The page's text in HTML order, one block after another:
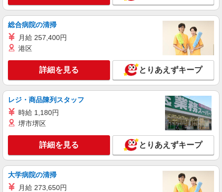
キープ 詳細を見る
アルバイト パート
SOMPOケア 北越谷 訪問介護/3247cc3
時給：1,240円 ーーーーーーー 【資格取得
後】 時給1,520円〜 ＊早朝夜間：時給1,900円〜
＊日曜祝日：時給1,820円〜 ーーーーーーー
埼玉県越谷市北越谷1丁目18-2
キープ 詳細を見る
正社員
SOMPOケア ラヴィーレ越谷/5088aa1
介護スタッフ
【介護福祉士】 月給：285,800円 年収例：384
総合病院の清掃
月給 257,400円
港区
詳細を見る とりあえずキープ
レジ・商品陳列スタッフ
時給 1,180円
堺市堺区
詳細を見る とりあえずキープ
大学病院の清掃
月給 273,650円